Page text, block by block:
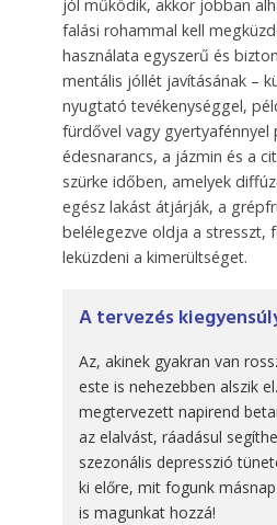
jól működik, akkor jobban
falási rohammal kell
használata egyszerű és
mentális jóllét javításának –
nyugtató tevékenységgel,
fürdővel vagy gyertyafénnyel
édesnarancs, a jázmin és a
szürke időben, amelyek
egész lakást átjárják, a
belélegezve oldja a stresszt,
leküzdeni a kimerültséget.
A tervezés
Az, akinek gyakran van
este is nehezebben alszik
megtervezett napirend
az elalvást, ráadásul
szezonális depresszió
ki előre, mit fogunk
is magunkat hozzá!